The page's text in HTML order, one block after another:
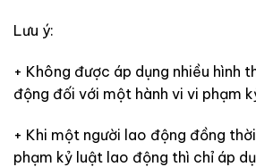
Lưu ý:
+ Không được áp dụng nhiều hình
động đối với một hành vi vi phạm
+ Khi một người lao động đồng
phạm kỷ luật lao động thì chỉ áp